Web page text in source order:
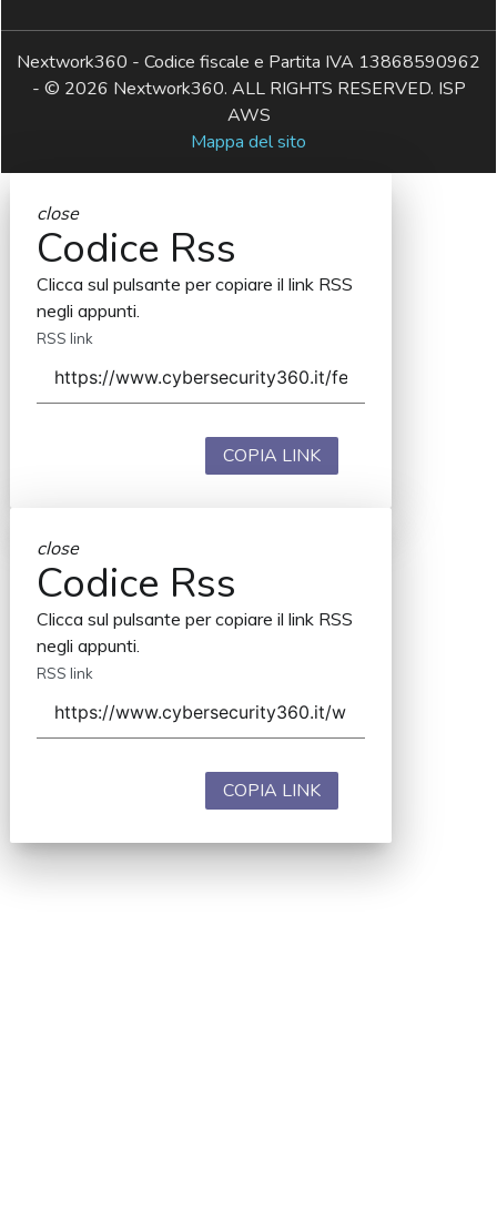
Nextwork360 - Codice fiscale e Partita IVA 13868590962
- © 2026 Nextwork360. ALL RIGHTS RESERVED. ISP
AWS
Mappa del sito
close
Codice Rss
Clicca sul pulsante per copiare il link RSS
negli appunti.
RSS link
COPIA LINK
close
Codice Rss
Clicca sul pulsante per copiare il link RSS
negli appunti.
RSS link
COPIA LINK